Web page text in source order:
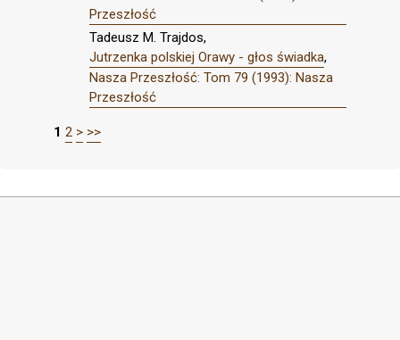
Przeszłość
Tadeusz M. Trajdos,
Jutrzenka polskiej Orawy - głos świadka,
Nasza Przeszłość: Tom 79 (1993): Nasza
Przeszłość
1 2 > >>